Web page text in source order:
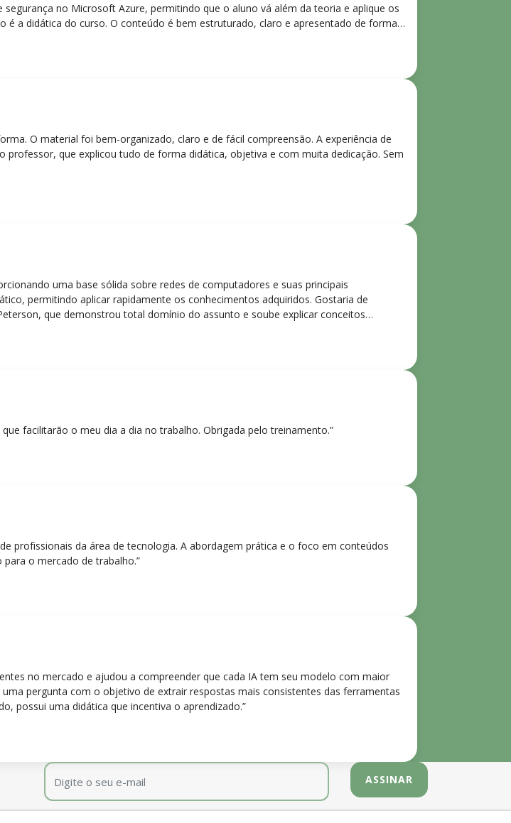
no Microsoft Azure, permitindo que o aluno vá além da teoria e aplique os
a didática do curso. O conteúdo é bem estruturado, claro e apresentado de forma
bagagem técnica muito avançada.”
O material foi bem-organizado, claro e de fácil compreensão. A experiência de
que explicou tudo de forma didática, objetiva e com muita dedicação. Sem
uma base sólida sobre redes de computadores e suas principais
permitindo aplicar rapidamente os conhecimentos adquiridos. Gostaria de
que demonstrou total domínio do assunto e soube explicar conceitos
as aulas dinâmicas e envolventes. Recomendo o curso para todos que
facilitarão o meu dia a dia no trabalho. Obrigada pelo treinamento.”
profissionais da área de tecnologia. A abordagem prática e o foco em conteúdos
o mercado de trabalho.”
no mercado e ajudou a compreender que cada IA tem seu modelo com maior
pergunta com o objetivo de extrair respostas mais consistentes das ferramentas
possui uma didática que incentiva o aprendizado.”
E-mail